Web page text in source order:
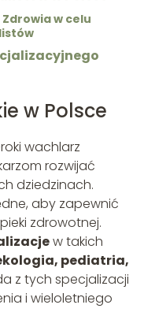
w celu
w Polsce
wachlarz
rozwijać
dziedzinach.
aby zapewnić
zdrowotnej.
w takich
pediatria,
z tych specjalizacji
i wieloletniego